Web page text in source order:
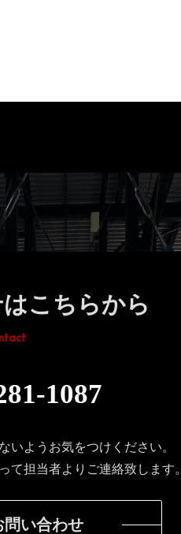
こちらから
1087
いようお気をつけください。
て担当者よりご連絡致します
問い合わせ